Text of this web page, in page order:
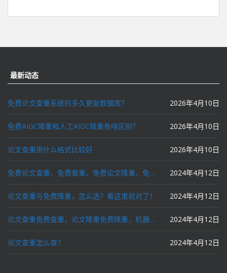
最新动态
免费论文查重系统的多久更新数据库？ 2026年4月10日
免费AIGC降重和人工AIGC降重有啥区别？ 2026年4月10日
论文查重用什么格式比较好 2026年4月10日
免费论文查重、免费查重、免费论文降重、免费降重、智能降重、一键降重、降低AIGC写作率、AI写论文，这些名词你了解吗？ 2024年4月12日
论文查重与免费降重，怎么选？看这里就对了！ 2024年4月12日
论文查重免费查重，论文降重免费降重，机器降重，人工降重，降低AIGC写作率，ai写论文，都要选论文狗和paperdog以及文思慧达！ 2024年4月12日
论文查重怎么查？ 2024年4月12日